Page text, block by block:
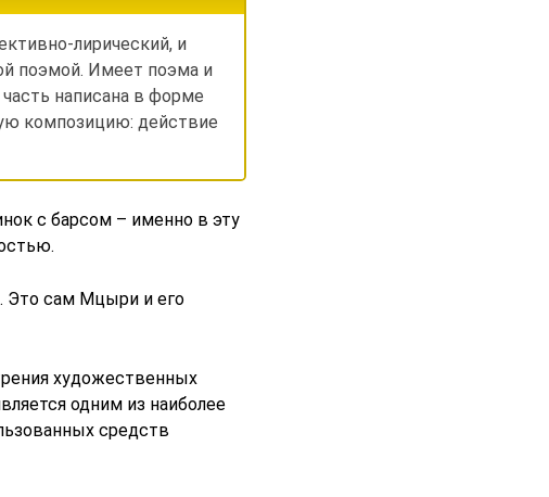
лирический, и
поэмой. Имеет поэма и
написана в форме
композицию: действие
с барсом – именно в эту
Это сам Мцыри и его
художественных
одним из наиболее
средств